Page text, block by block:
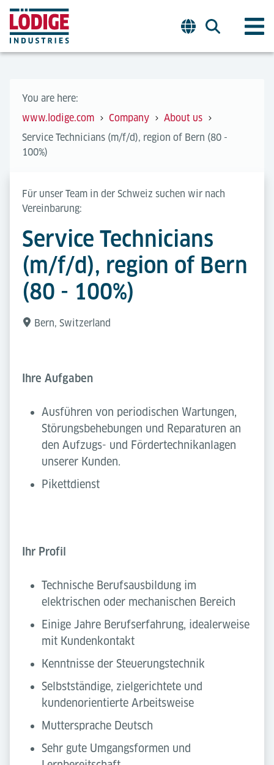
You are here:
www.lodige.com
Company
About us
Service Technicians (m/f/d), region of Bern (80 -
100%)
Für unser Team in der Schweiz suchen wir nach
Vereinbarung:
Service Technicians
(m/f/d), region of Bern
(80 - 100%)
Bern, Switzerland
Ihre Aufgaben
Ausführen von periodischen Wartungen,
Störungsbehebungen und Reparaturen an
den Aufzugs- und Fördertechnikanlagen
unserer Kunden.
Pikettdienst
Ihr Profil
Technische Berufsausbildung im
elektrischen oder mechanischen Bereich
Einige Jahre Berufserfahrung, idealerweise
mit Kundenkontakt
Kenntnisse der Steuerungstechnik
Selbstständige, zielgerichtete und
kundenorientierte Arbeitsweise
Muttersprache Deutsch
Sehr gute Umgangsformen und